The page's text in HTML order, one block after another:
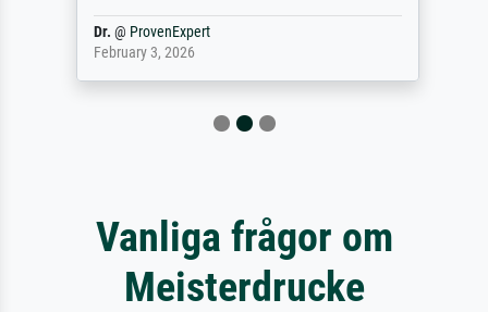
Dr.@ ProvenExpert
February 3, 2026
Vanliga frågor om
Meisterdrucke